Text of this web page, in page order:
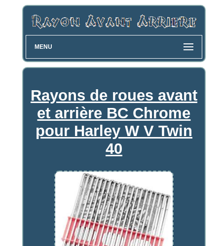
MENU
Rayons de roues avant
et arrière BC Chrome
pour Harley W V Twin
40